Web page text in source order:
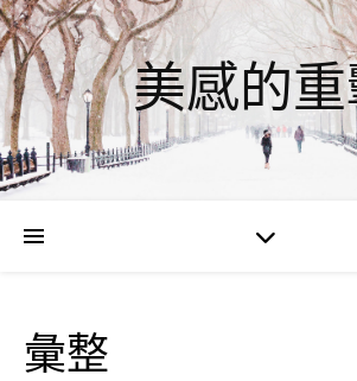
美感的
彙整